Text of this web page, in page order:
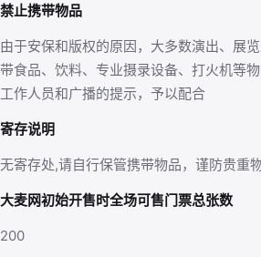
禁止携带物品
由于安保和版权的原因，大多数演出、展
带食品、饮料、专业摄录设备、打火机等
工作人员和广播的提示，予以配合
寄存说明
无寄存处,请自行保管携带物品，谨防贵重物
大麦网初始开售时全场可售门票总张数
200